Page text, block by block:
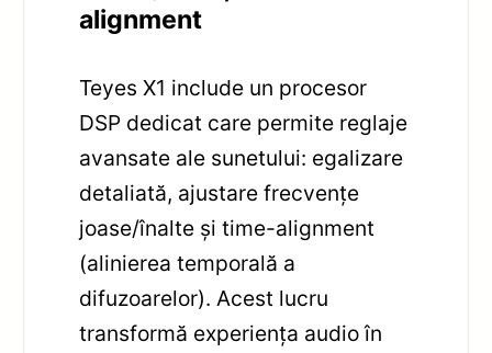
alignment
Teyes X1 include un procesor
DSP dedicat care permite reglaje
avansate ale sunetului: egalizare
detaliată, ajustare frecvențe
joase/înalte și time-alignment
(alinierea temporală a
difuzoarelor). Acest lucru
transformă experiența audio în